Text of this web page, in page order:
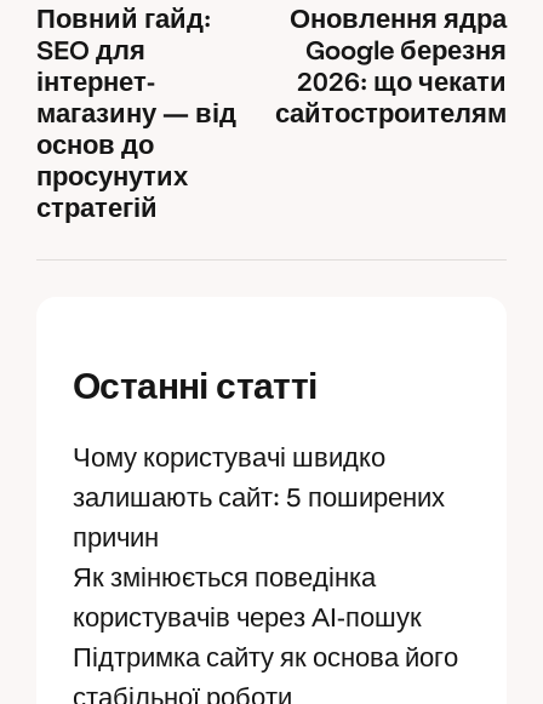
Повний гайд:
SEO для
інтернет-
магазину — від
основ до
просунутих
стратегій
Оновлення ядра
Google березня
2026: що чекати
сайтостроителям
Останні статті
Чому користувачі швидко
залишають сайт: 5 поширених
причин
Як змінюється поведінка
користувачів через AI-пошук
Підтримка сайту як основа його
стабільної роботи